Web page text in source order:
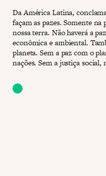
Da América Latina,
façam as pazes. Somente na
nossa terra. Não haverá a
econômica e ambiental.
planeta. Sem a paz com o
nações. Sem a justiça social,